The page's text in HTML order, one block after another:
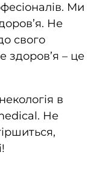
Ми
Не
свого
здоров’я – це
в
Не